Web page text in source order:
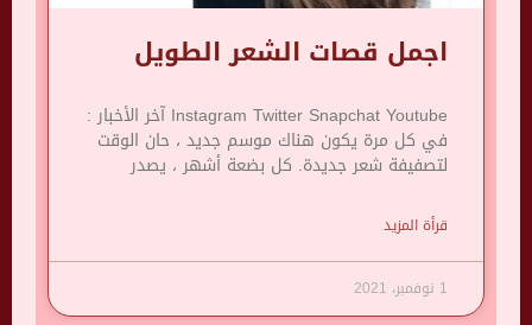
اجمل قصات الشعر الطويل
Instagram Twitter Snapchat Youtube آخر الأخبار :
في كل مرة يكون هناك موسم جديد ، حان الوقت
لتصفيفة شعر جديدة. كل بضعة أشهر ، يصدر
قرأة المزيد
1 نوفمبر، 2021